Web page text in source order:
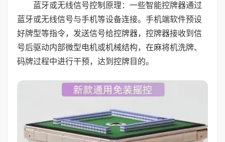
蓝牙或无线信号控制原理：一些智能控牌器通过
蓝牙或无线信号与手机等设备连接。手机端软件预设
好牌型等指令，发送信号给控牌器，控牌器接收到信
号后驱动内部微型电机或机械结构，在麻将机洗牌、
码牌过程中进行干预，达到控牌目的。